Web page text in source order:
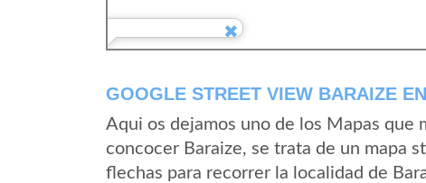
GOOGLE STREET VIEW BARAIZE
Aqui os dejamos uno de los Mapas que
concocer Baraize, se trata de un mapa
flechas para recorrer la localidad de